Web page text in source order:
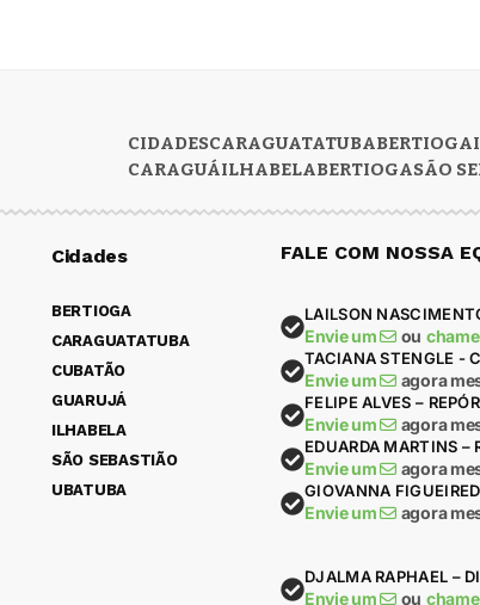
CIDADESCARAGUATATUBABERTIOGA
CARAGUÁILHABELABERTIOGASÃO
Cidades
BERTIOGA
CARAGUATATUBA
CUBATÃO
GUARUJÁ
ILHABELA
SÃO SEBASTIÃO
UBATUBA
FALE COM NOSSA
LAILSON
Envie um ou
TACIANA STENGLE -
Envie um agora
FELIPE ALVES –
Envie um agora
EDUARDA MARTINS –
Envie um agora
GIOVANNA
Envie um agora
DJALMA RAPHAEL –
Envie um ou